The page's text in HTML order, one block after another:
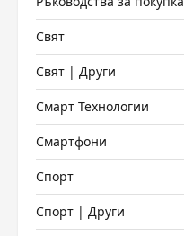
Свят
Свят | Други
Смарт Технологии
Смартфони
Спорт
Спорт | Други